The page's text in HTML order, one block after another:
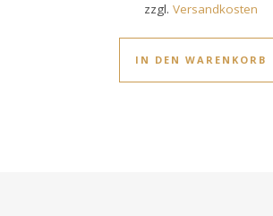
zzgl. Versandkosten
IN DEN WARENKORB